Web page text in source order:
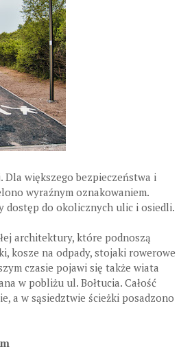
Dla większego bezpieczeństwa i
wyraźnym oznakowaniem.
dostęp do okolicznych ulic i osiedli.
architektury, które podnoszą
kosze na odpady, stojaki rowerowe
czasie pojawi się także wiata
w pobliżu ul. Bołtucia. Całość
a w sąsiedztwie ścieżki posadzono